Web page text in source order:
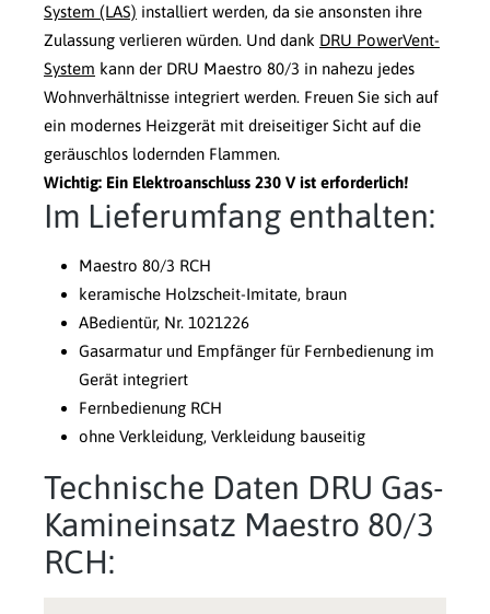
System (LAS) installiert werden, da sie ansonsten ihre
Zulassung verlieren würden. Und dank DRU PowerVent-
System kann der DRU Maestro 80/3 in nahezu jedes
Wohnverhältnisse integriert werden. Freuen Sie sich auf
ein modernes Heizgerät mit dreiseitiger Sicht auf die
geräuschlos lodernden Flammen.
Wichtig: Ein Elektroanschluss 230 V ist erforderlich!
Im Lieferumfang enthalten:
Maestro 80/3 RCH
keramische Holzscheit-Imitate, braun
ABedientür, Nr. 1021226
Gasarmatur und Empfänger für Fernbedienung im
Gerät integriert
Fernbedienung RCH
ohne Verkleidung, Verkleidung bauseitig
Technische Daten DRU Gas-
Kamineinsatz Maestro 80/3
RCH: